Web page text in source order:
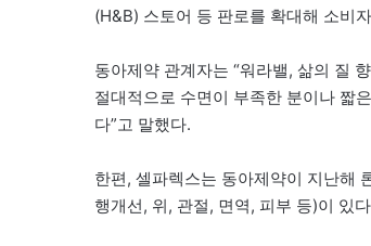
(H&B) 스토어 등 판로를 확대해 소비
동아제약 관계자는 “워라밸, 삶의 질
절대적으로 수면이 부족한 분이나 짧
다”고 말했다.
한편, 셀파렉스는 동아제약이 지난해
행개선, 위, 관절, 면역, 피부 등)이 있